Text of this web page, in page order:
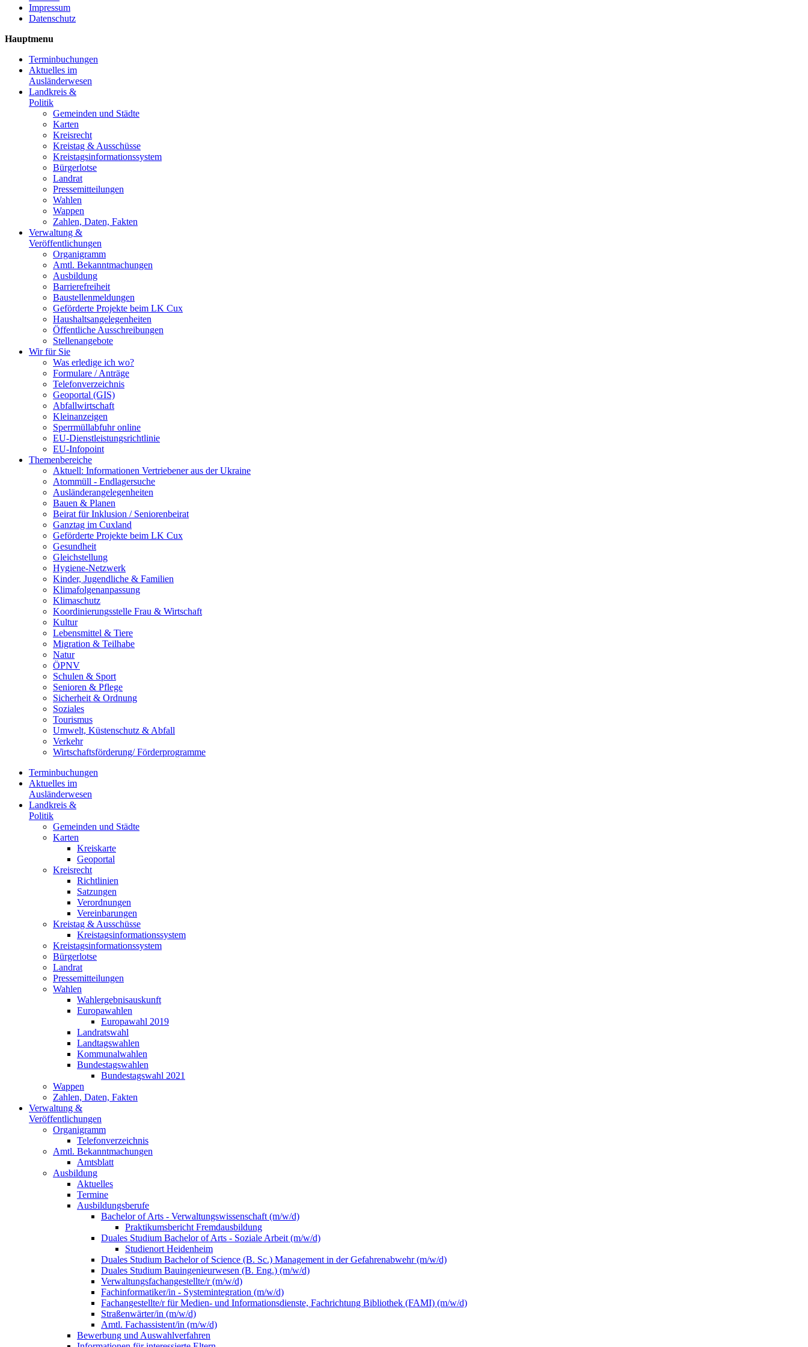
Impressum
Datenschutz
Hauptmenu
Terminbuchungen
Aktuelles im
Ausländerwesen
Landkreis &
Politik
Gemeinden und Städte
Karten
Kreisrecht
Kreistag & Ausschüsse
Kreistagsinformationssystem
Bürgerlotse
Landrat
Pressemitteilungen
Wahlen
Wappen
Zahlen, Daten, Fakten
Verwaltung &
Veröffentlichungen
Organigramm
Amtl. Bekanntmachungen
Ausbildung
Barrierefreiheit
Baustellenmeldungen
Geförderte Projekte beim LK Cux
Haushaltsangelegenheiten
Öffentliche Ausschreibungen
Stellenangebote
Wir für Sie
Was erledige ich wo?
Formulare / Anträge
Telefonverzeichnis
Geoportal (GIS)
Abfallwirtschaft
Kleinanzeigen
Sperrmüllabfuhr online
EU-Dienstleistungsrichtlinie
EU-Infopoint
Themenbereiche
Aktuell: Informationen Vertriebener aus der Ukraine
Atommüll - Endlagersuche
Ausländerangelegenheiten
Bauen & Planen
Beirat für Inklusion / Seniorenbeirat
Ganztag im Cuxland
Geförderte Projekte beim LK Cux
Gesundheit
Gleichstellung
Hygiene-Netzwerk
Kinder, Jugendliche & Familien
Klimafolgenanpassung
Klimaschutz
Koordinierungsstelle Frau & Wirtschaft
Kultur
Lebensmittel & Tiere
Migration & Teilhabe
Natur
ÖPNV
Schulen & Sport
Senioren & Pflege
Sicherheit & Ordnung
Soziales
Tourismus
Umwelt, Küstenschutz & Abfall
Verkehr
Wirtschaftsförderung/ Förderprogramme
Terminbuchungen
Aktuelles im
Ausländerwesen
Landkreis &
Politik
Gemeinden und Städte
Karten
Kreiskarte
Geoportal
Kreisrecht
Richtlinien
Satzungen
Verordnungen
Vereinbarungen
Kreistag & Ausschüsse
Kreistagsinformationssystem
Kreistagsinformationssystem
Bürgerlotse
Landrat
Pressemitteilungen
Wahlen
Wahlergebnisauskunft
Europawahlen
Europawahl 2019
Landratswahl
Landtagswahlen
Kommunalwahlen
Bundestagswahlen
Bundestagswahl 2021
Wappen
Zahlen, Daten, Fakten
Verwaltung &
Veröffentlichungen
Organigramm
Telefonverzeichnis
Amtl. Bekanntmachungen
Amtsblatt
Ausbildung
Aktuelles
Termine
Ausbildungsberufe
Bachelor of Arts - Verwaltungswissenschaft (m/w/d)
Praktikumsbericht Fremdausbildung
Duales Studium Bachelor of Arts - Soziale Arbeit (m/w/d)
Studienort Heidenheim
Duales Studium Bachelor of Science (B. Sc.) Management in der Gefahrenabwehr (m/w/d)
Duales Studium Bauingenieurwesen (B. Eng.) (m/w/d)
Verwaltungsfachangestellte/r (m/w/d)
Fachinformatiker/in - Systemintegration (m/w/d)
Fachangestellte/r für Medien- und Informationsdienste, Fachrichtung Bibliothek (FAMI) (m/w/d)
Straßenwärter/in (m/w/d)
Amtl. Fachassistent/in (m/w/d)
Bewerbung und Auswahlverfahren